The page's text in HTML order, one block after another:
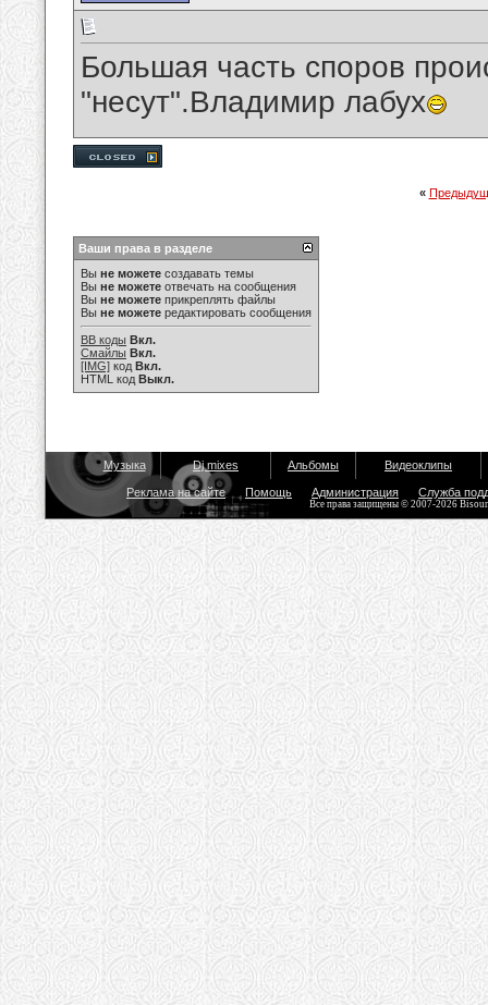
Большая часть споров
"несут".Владимир лабух
«
Ваши права в разделе
Вы не можете создавать темы
Вы не можете отвечать на сообщения
Вы не можете прикреплять файлы
Вы не можете редактировать сообщения
BB коды Вкл.
Смайлы Вкл.
[IMG] код Вкл.
HTML код Выкл.
Музыка Dj mixes Альбомы Видеоклипы
Реклама на сайте Помощь Администрация Служба
Все права защищены © 2007-2026